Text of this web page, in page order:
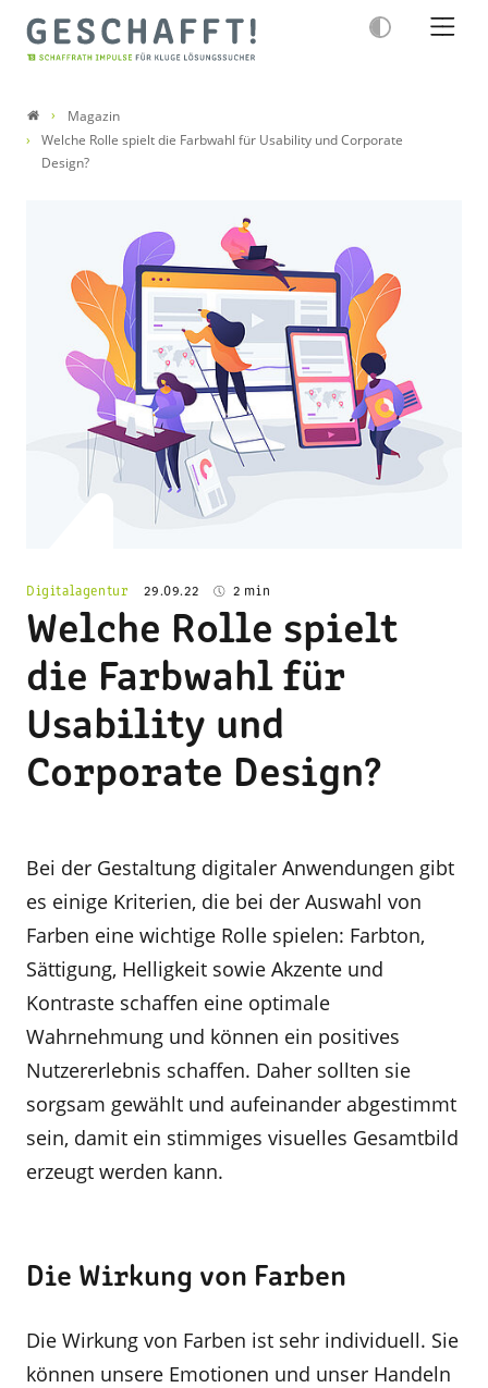
Magazin
Welche Rolle spielt die Farbwahl für Usability und Corporate
Design?
Digitalagentur 29.09.22 2 min
Welche Rolle spielt
die Farbwahl für
Usability und
Corporate Design?
Bei der Gestaltung digitaler Anwendungen gibt
es einige Kriterien, die bei der Auswahl von
Farben eine wichtige Rolle spielen: Farbton,
Sättigung, Helligkeit sowie Akzente und
Kontraste schaffen eine optimale
Wahrnehmung und können ein positives
Nutzererlebnis schaffen. Daher sollten sie
sorgsam gewählt und aufeinander abgestimmt
sein, damit ein stimmiges visuelles Gesamtbild
erzeugt werden kann.
Die Wirkung von Farben
Die Wirkung von Farben ist sehr individuell. Sie
können unsere Emotionen und unser Handeln